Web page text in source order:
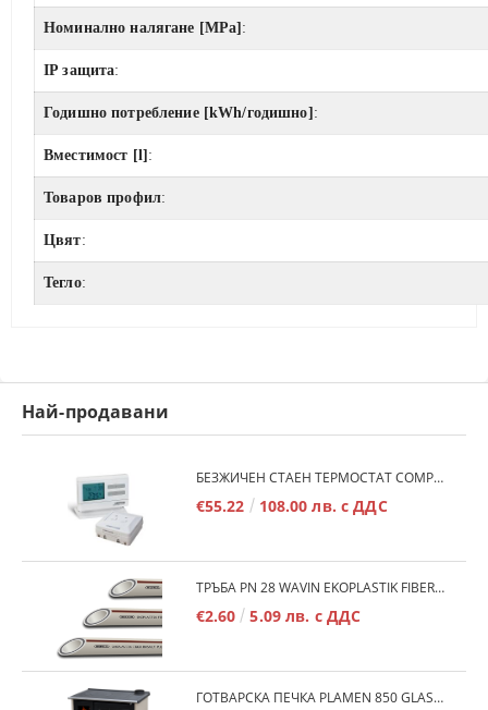
Номинално налягане [MPa]:
IP защита:
Годишно потребление [kWh/годишно]:
Вместимост [l]:
Товаров профил:
Цвят:
Тегло:
Най-продавани
БЕЗЖИЧЕН СТАЕН ТЕРМОСТАТ COMPUTHERM Q7RF
€55.22 108.00 лв. с ДДС
ТРЪБА PN 28 WAVIN EKOPLASTIK FIBER BASALT PLUS - 3М/БР.
€2.60 5.09 лв. с ДДС
ГОТВАРСКА ПЕЧКА PLAMEN 850 GLAS 11KW